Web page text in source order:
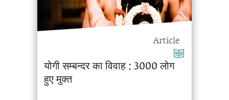
Article
योगी सम्बन्दर का विवाह : 3000 लोग
हुए मुक्त